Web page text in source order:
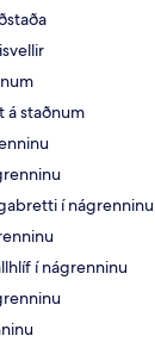
á staðnum
í nágrenninu
í nágrenninu